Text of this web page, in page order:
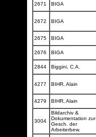
2671 BIGA
2672 BIGA
2675 BIGA
2676
BIGA
2844
Biggini, C.A.
4277 BIHR, Alain
4279 BIHR, Alain
3004
Bildarchiv &
Dokumentation zur
Gesch. der
Arbeiterbew.